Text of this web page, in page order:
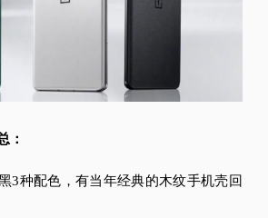
：
3种配色，有当年经典的木纹手机壳回